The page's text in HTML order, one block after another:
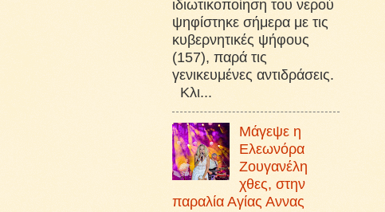
ιδιωτικοποίηση του νερού
ψηφίστηκε σήμερα με τις
κυβερνητικές ψήφους
(157), παρά τις
γενικευμένες αντιδράσεις.
Κλι...
Μάγεψε η
Ελεωνόρα
Ζουγανέλη
χθες, στην
παραλία Αγίας Αννας